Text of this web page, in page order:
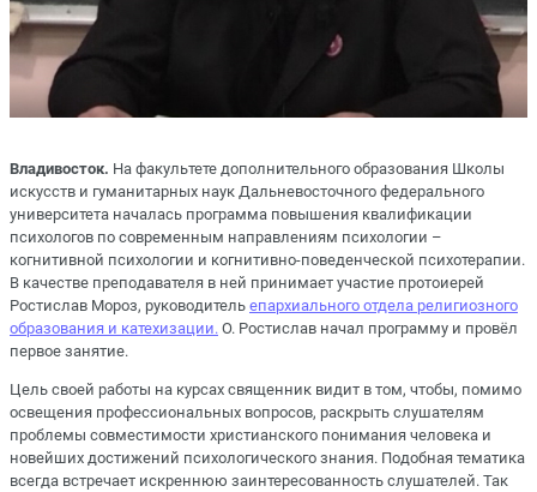
Владивосток. На факультете дополнительного образования Школы
искусств и гуманитарных наук Дальневосточного федерального
университета началась программа повышения квалификации
психологов по современным направлениям психологии –
когнитивной психологии и когнитивно-поведенческой психотерапии.
В качестве преподавателя в ней принимает участие протоиерей
Ростислав Мороз, руководитель епархиального отдела религиозного
образования и катехизации. О. Ростислав начал программу и провёл
первое занятие.
Цель своей работы на курсах священник видит в том, чтобы, помимо
освещения профессиональных вопросов, раскрыть слушателям
проблемы совместимости христианского понимания человека и
новейших достижений психологического знания. Подобная тематика
всегда встречает искреннюю заинтересованность слушателей. Так